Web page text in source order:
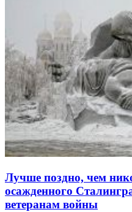
Лучше поздно, чем
осажденного
ветеранам войны